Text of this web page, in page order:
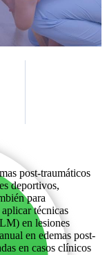
post-traumáticos
deportivos,
para
técnicas
en lesiones
en edemas post-
en casos clínicos